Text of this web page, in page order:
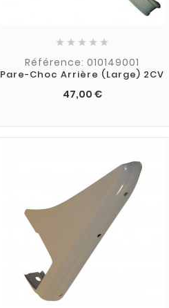
    
Référence: 010149001
Pare-Choc Arrière (Large) 2CV
47,00 €